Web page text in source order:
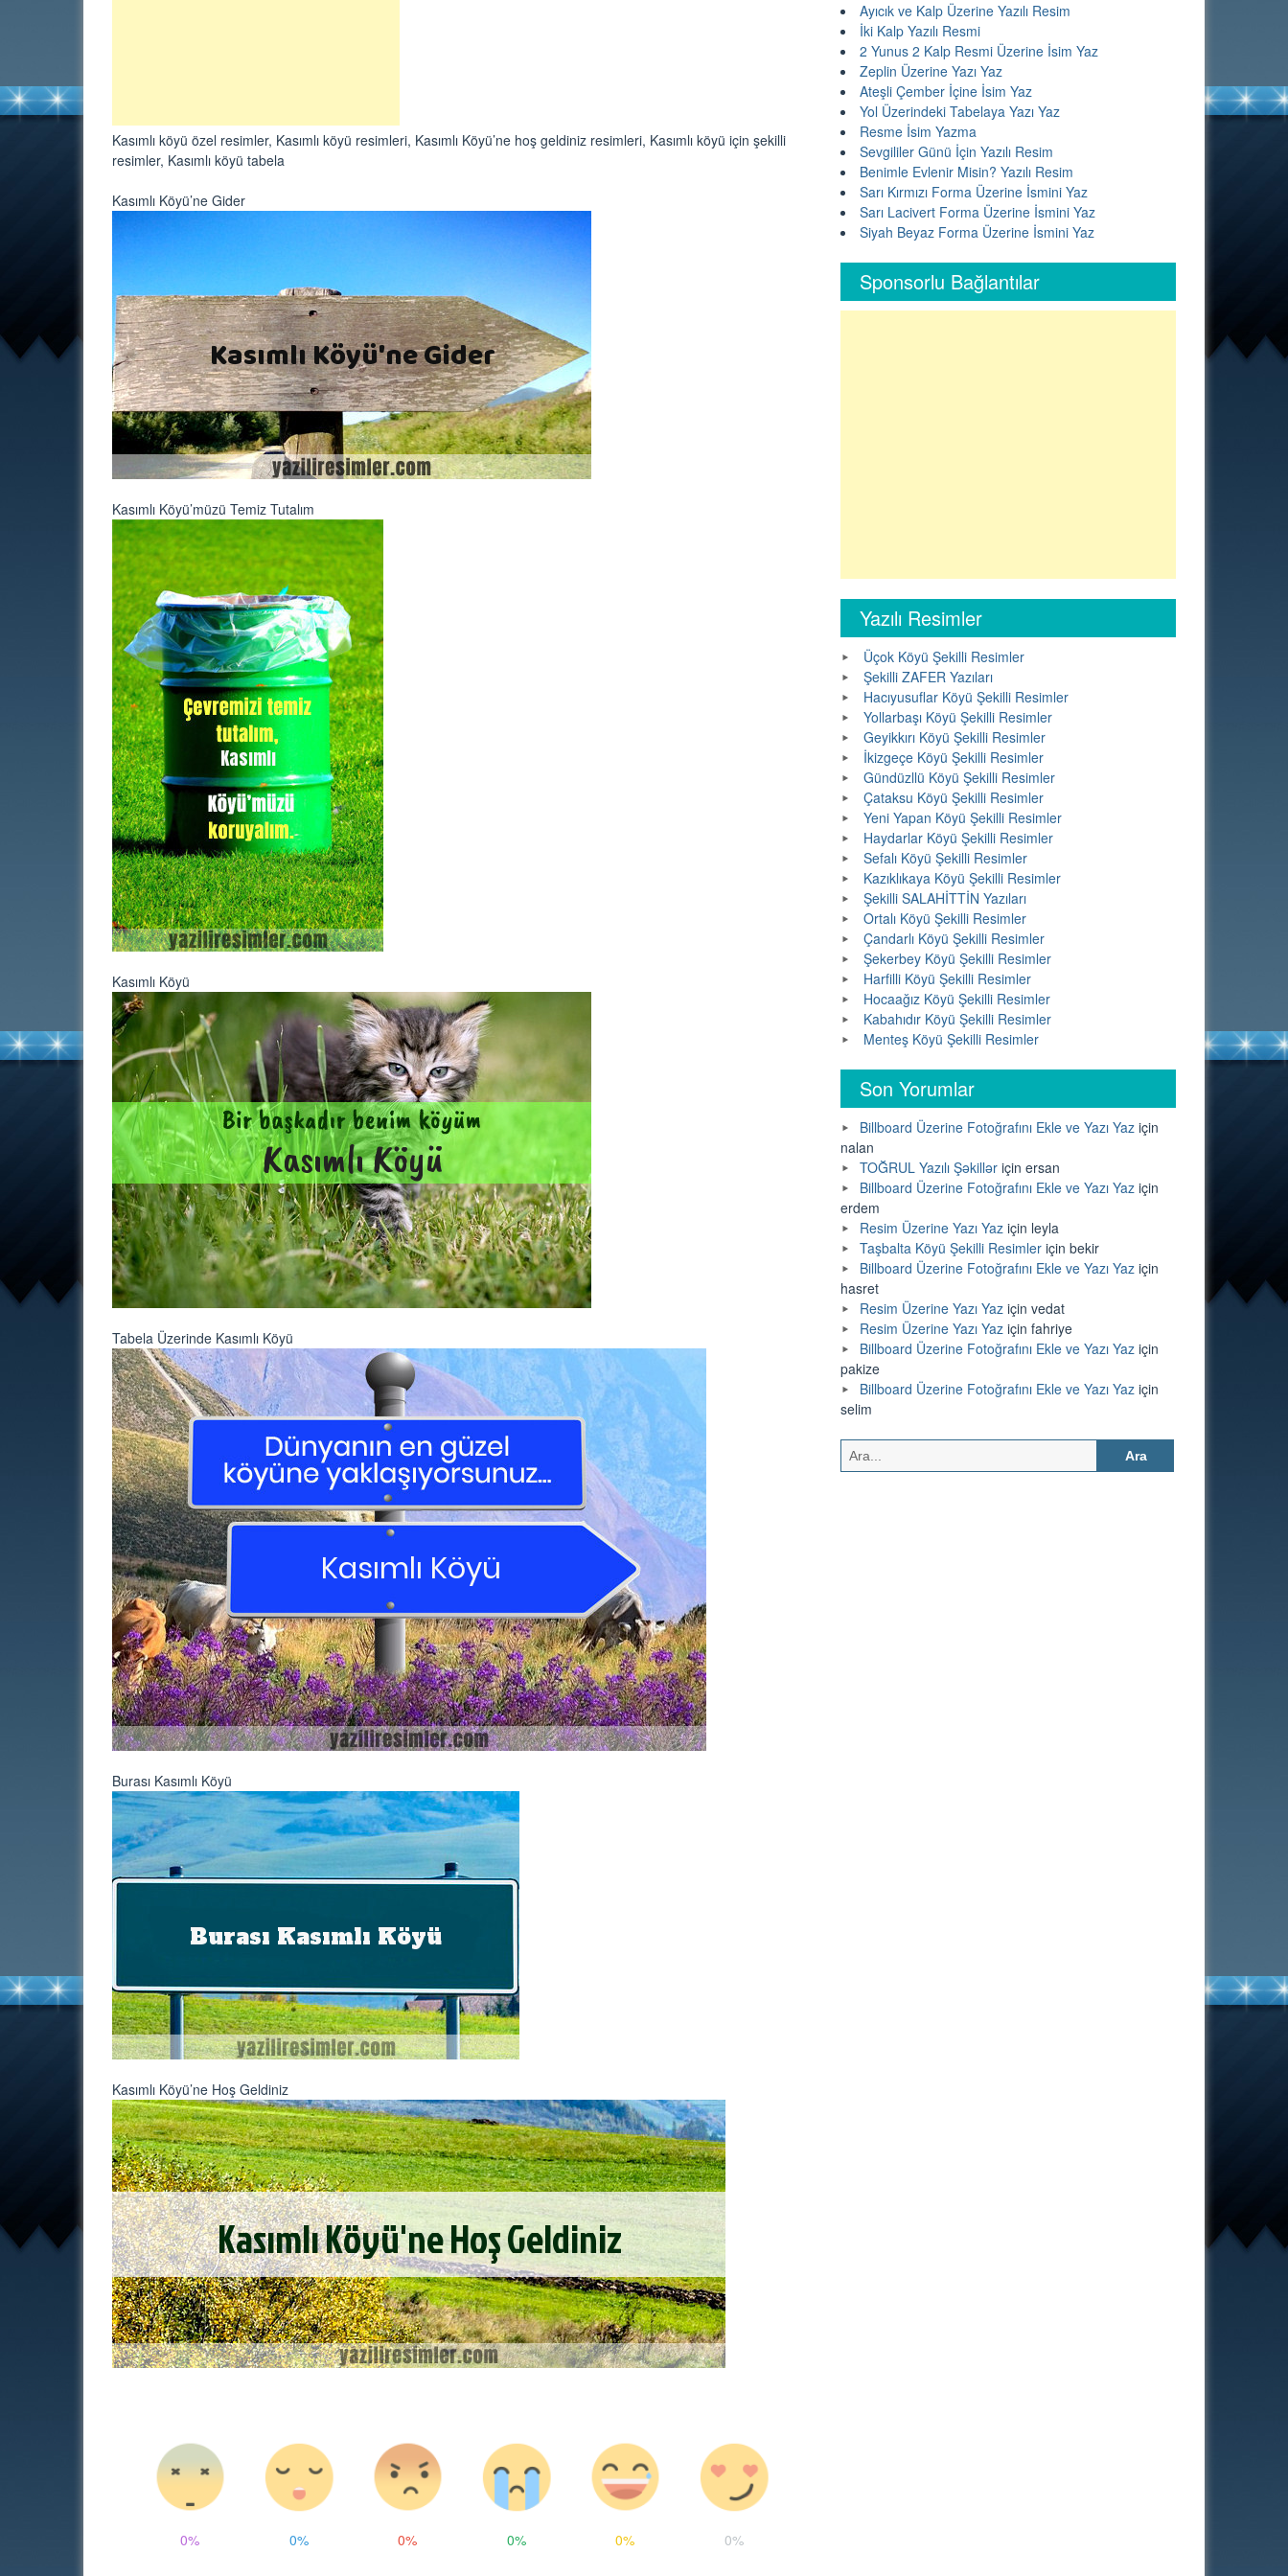
Kasımlı köyü özel resimler, Kasımlı köyü resimleri, Kasımlı Köyü’ne hoş geldiniz resimleri, Kasımlı köyü için şekilli
resimler, Kasımlı köyü tabela
Kasımlı Köyü’ne Gider
Kasımlı Köyü’müzü Temiz Tutalım
Kasımlı Köyü
Tabela Üzerinde Kasımlı Köyü
Burası Kasımlı Köyü
Kasımlı Köyü’ne Hoş Geldiniz
0% 0% 0% 0% 0% 0%
Ayıcık ve Kalp Üzerine Yazılı Resim
İki Kalp Yazılı Resmi
2 Yunus 2 Kalp Resmi Üzerine İsim Yaz
Zeplin Üzerine Yazı Yaz
Ateşli Çember İçine İsim Yaz
Yol Üzerindeki Tabelaya Yazı Yaz
Resme İsim Yazma
Sevgililer Günü İçin Yazılı Resim
Benimle Evlenir Misin? Yazılı Resim
Sarı Kırmızı Forma Üzerine İsmini Yaz
Sarı Lacivert Forma Üzerine İsmini Yaz
Siyah Beyaz Forma Üzerine İsmini Yaz
Sponsorlu Bağlantılar
Yazılı Resimler
Üçok Köyü Şekilli Resimler
Şekilli ZAFER Yazıları
Hacıyusuflar Köyü Şekilli Resimler
Yollarbaşı Köyü Şekilli Resimler
Geyikkırı Köyü Şekilli Resimler
İkizgeçe Köyü Şekilli Resimler
Gündüzllü Köyü Şekilli Resimler
Çataksu Köyü Şekilli Resimler
Yeni Yapan Köyü Şekilli Resimler
Haydarlar Köyü Şekilli Resimler
Sefalı Köyü Şekilli Resimler
Kazıklıkaya Köyü Şekilli Resimler
Şekilli SALAHİTTİN Yazıları
Ortalı Köyü Şekilli Resimler
Çandarlı Köyü Şekilli Resimler
Şekerbey Köyü Şekilli Resimler
Harfilli Köyü Şekilli Resimler
Hocaağız Köyü Şekilli Resimler
Kabahıdır Köyü Şekilli Resimler
Menteş Köyü Şekilli Resimler
Son Yorumlar
Billboard Üzerine Fotoğrafını Ekle ve Yazı Yaz için
nalan
TOĞRUL Yazılı Şəkillər için ersan
Billboard Üzerine Fotoğrafını Ekle ve Yazı Yaz için
erdem
Resim Üzerine Yazı Yaz için leyla
Taşbalta Köyü Şekilli Resimler için bekir
Billboard Üzerine Fotoğrafını Ekle ve Yazı Yaz için
hasret
Resim Üzerine Yazı Yaz için vedat
Resim Üzerine Yazı Yaz için fahriye
Billboard Üzerine Fotoğrafını Ekle ve Yazı Yaz için
pakize
Billboard Üzerine Fotoğrafını Ekle ve Yazı Yaz için
selim
Arama: